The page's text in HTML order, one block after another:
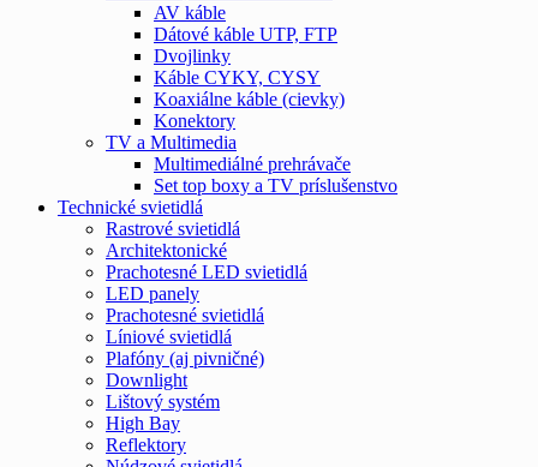
AV káble
Dátové káble UTP, FTP
Dvojlinky
Káble CYKY, CYSY
Koaxiálne káble (cievky)
Konektory
TV a Multimedia
Multimediálné prehrávače
Set top boxy a TV príslušenstvo
Technické svietidlá
Rastrové svietidlá
Architektonické
Prachotesné LED svietidlá
LED panely
Prachotesné svietidlá
Líniové svietidlá
Plafóny (aj pivničné)
Downlight
Lištový systém
High Bay
Reflektory